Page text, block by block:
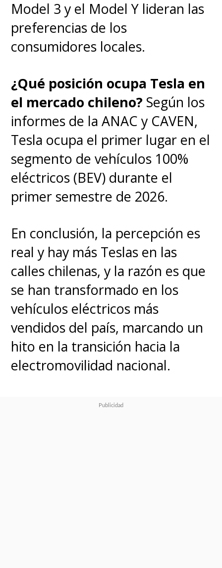
Model 3 y el Model Y lideran las
preferencias de los
consumidores locales.
¿Qué posición ocupa Tesla en
el mercado chileno? Según los
informes de la ANAC y CAVEN,
Tesla ocupa el primer lugar en el
segmento de vehículos 100%
eléctricos (BEV) durante el
primer semestre de 2026.
En conclusión, la percepción es
real y hay más Teslas en las
calles chilenas, y la razón es que
se han transformado en los
vehículos eléctricos más
vendidos del país, marcando un
hito en la transición hacia la
electromovilidad nacional.